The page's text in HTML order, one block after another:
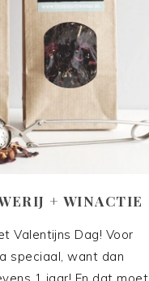
+ WINACTIE
Valentijns Dag! Voor
speciaal, want dan